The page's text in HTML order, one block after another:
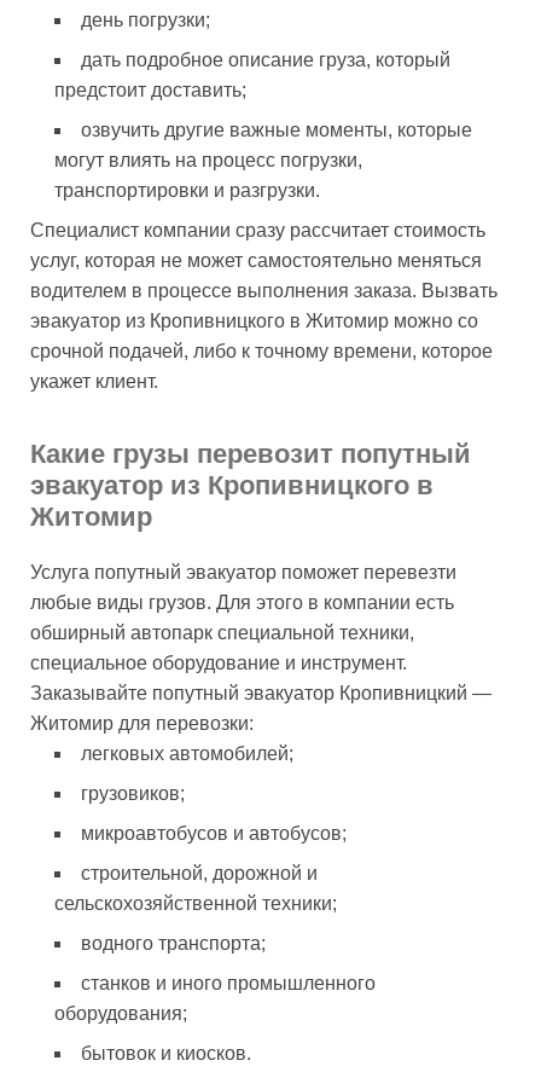
день погрузки;
дать подробное описание груза, который
предстоит доставить;
озвучить другие важные моменты, которые
могут влиять на процесс погрузки,
транспортировки и разгрузки.
Специалист компании сразу рассчитает стоимость
услуг, которая не может самостоятельно меняться
водителем в процессе выполнения заказа. Вызвать
эвакуатор из Кропивницкого в Житомир можно со
срочной подачей, либо к точному времени, которое
укажет клиент.
Какие грузы перевозит попутный
эвакуатор из Кропивницкого в
Житомир
Услуга попутный эвакуатор поможет перевезти
любые виды грузов. Для этого в компании есть
обширный автопарк специальной техники,
специальное оборудование и инструмент.
Заказывайте попутный эвакуатор Кропивницкий —
Житомир для перевозки:
легковых автомобилей;
грузовиков;
микроавтобусов и автобусов;
строительной, дорожной и
сельскохозяйственной техники;
водного транспорта;
станков и иного промышленного
оборудования;
бытовок и киосков.